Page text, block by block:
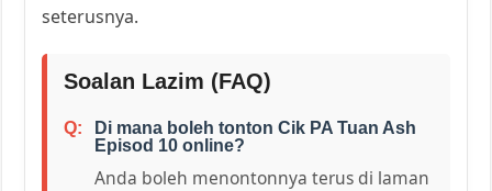
seterusnya.
Soalan Lazim (FAQ)
Di mana boleh tonton Cik PA Tuan Ash
Episod 10 online?
Anda boleh menontonnya terus di laman